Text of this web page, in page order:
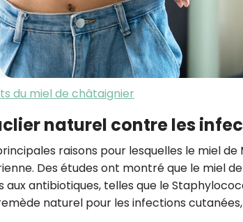
du miel de châtaignier
naturel contre les
raisons pour lesquelles le miel
Des études ont montré que le miel
aux antibiotiques, telles que le
naturel pour les infections